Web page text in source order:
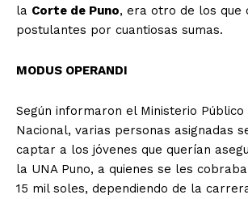
la Corte de Puno, era otro de los que
postulantes por cuantiosas sumas.
MODUS OPERANDI
Según informaron el Ministerio
Nacional, varias personas asignadas
captar a los jóvenes que querían
la UNA Puno, a quienes se les
15 mil soles, dependiendo de la